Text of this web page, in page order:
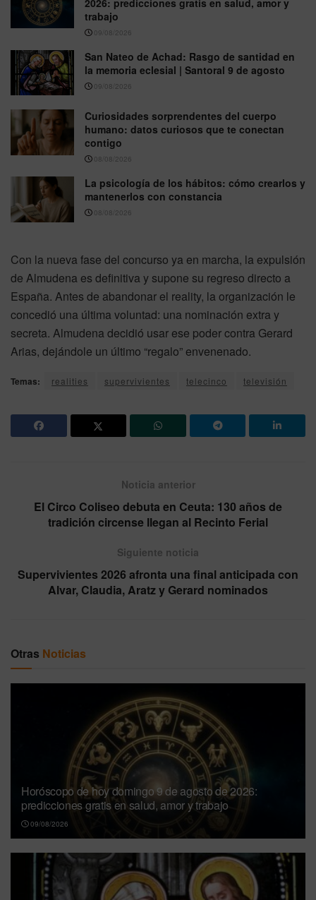
trabajo
09/08/2026
San Nateo de Achad: Rasgo de santidad en
la memoria eclesial | Santoral 9 de agosto
09/08/2026
Curiosidades sorprendentes del cuerpo
humano: datos curiosos que te conectan
contigo
08/08/2026
La psicología de los hábitos: cómo crearlos y
mantenerlos con constancia
08/08/2026
Con la nueva fase del concurso ya en marcha, la expulsión
de Almudena es definitiva y supone su regreso directo a
España. Antes de abandonar el reality, la organización le
concedió una última voluntad: una nominación extra y
secreta. Almudena decidió usar ese poder contra Gerard
Arias, dejándole un último “regalo” envenenado.
Temas: realities supervivientes telecinco televisión
Noticia anterior
El Circo Coliseo debuta en Ceuta: 130 años de
tradición circense llegan al Recinto Ferial
Siguiente noticia
Supervivientes 2026 afronta una final anticipada con
Alvar, Claudia, Aratz y Gerard nominados
Otras Noticias
Horóscopo de hoy domingo 9 de agosto de 2026:
predicciones gratis en salud, amor y trabajo
09/08/2026